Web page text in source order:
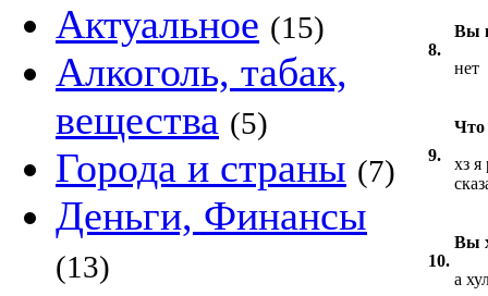
Актуальное (15)
Алкоголь, табак,
вещества (5)
Города и страны (7)
Деньги, Финансы
(13)
8.
Вы
нет
9.
Что
хз
10.
Вы
а